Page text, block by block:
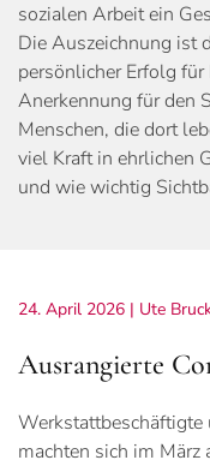
sozialen Arbeit ein
Die Auszeichnung ist
persönlicher Erfolg
Anerkennung für den
Menschen, die dort
viel Kraft in ehrlichen
und wie wichtig
24. April 2026 | Ute
Ausrangierte
Werkstattbeschäftigte
machten sich im